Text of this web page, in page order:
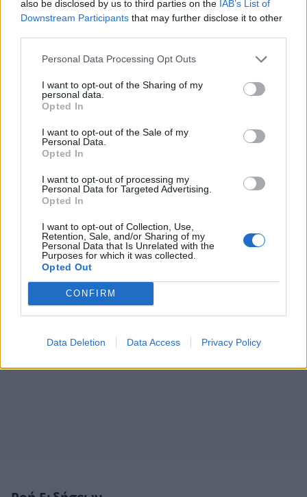
also be disclosed by us to third parties on the IAB’s List of
Downstream Participants that may further disclose it to other
Personal Data Processing Opt Outs
I want to opt-out of the Sharing of my
personal data.
Opted In
I want to opt-out of the Sale of my
Personal Data.
Opted In
I want to opt-out of processing my
Personal Data for Targeted Advertising.
Opted In
I want to opt-out of Collection, Use,
Retention, Sale, and/or Sharing of my
Personal Data that Is Unrelated with the
Purposes for which it was collected.
Opted Out
CONFIRM
Data Deletion Data Access Privacy Policy